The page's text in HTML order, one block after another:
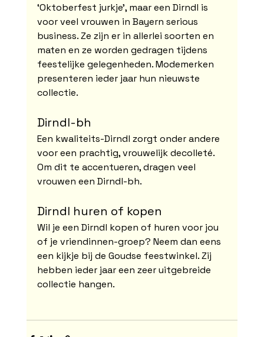
‘Oktoberfest jurkje’, maar een Dirndl is
voor veel vrouwen in Bayern serious
business. Ze zijn er in allerlei soorten en
maten en ze worden gedragen tijdens
feestelijke gelegenheden. Modemerken
presenteren ieder jaar hun nieuwste
collectie.
Dirndl-bh
Een kwaliteits-Dirndl zorgt onder andere
voor een prachtig, vrouwelijk decolleté.
Om dit te accentueren, dragen veel
vrouwen een Dirndl-bh.
Dirndl huren of kopen
Wil je een Dirndl kopen of huren voor jou
of je vriendinnen-groep? Neem dan eens
een kijkje bij de Goudse feestwinkel. Zij
hebben ieder jaar een zeer uitgebreide
collectie hangen.